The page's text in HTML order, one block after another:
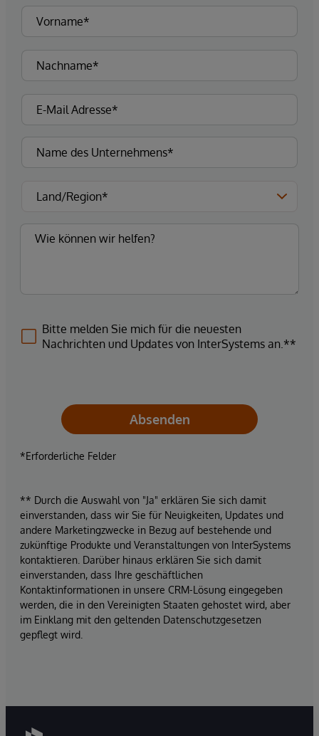
Bitte melden Sie mich für die neuesten
Nachrichten und Updates von InterSystems an.**
Absenden
*Erforderliche Felder
** Durch die Auswahl von "Ja" erklären Sie sich damit
einverstanden, dass wir Sie für Neuigkeiten, Updates und
andere Marketingzwecke in Bezug auf bestehende und
zukünftige Produkte und Veranstaltungen von InterSystems
kontaktieren. Darüber hinaus erklären Sie sich damit
einverstanden, dass Ihre geschäftlichen
Kontaktinformationen in unsere CRM-Lösung eingegeben
werden, die in den Vereinigten Staaten gehostet wird, aber
im Einklang mit den geltenden Datenschutzgesetzen
gepflegt wird.